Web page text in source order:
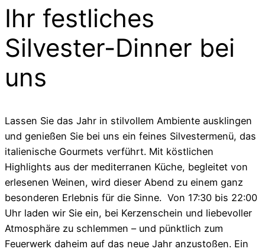
Ihr festliches
Silvester-Dinner bei
uns
Lassen Sie das Jahr in stilvollem Ambiente ausklingen
und genießen Sie bei uns ein feines Silvestermenü, das
italienische Gourmets verführt. Mit köstlichen
Highlights aus der mediterranen Küche, begleitet von
erlesenen Weinen, wird dieser Abend zu einem ganz
besonderen Erlebnis für die Sinne. Von 17:30 bis 22:00
Uhr laden wir Sie ein, bei Kerzenschein und liebevoller
Atmosphäre zu schlemmen – und pünktlich zum
Feuerwerk daheim auf das neue Jahr anzustoßen. Ein